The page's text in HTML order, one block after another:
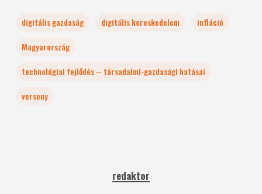
digitális gazdaság digitális kereskedelem
infláció
Magyarország
technológiai fejlődés -- társadalmi-gazdasági hatásai
verseny
redaktor